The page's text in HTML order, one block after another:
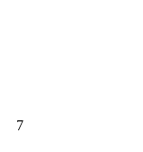
7